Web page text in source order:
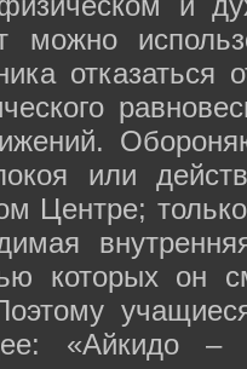
можно
отказаться
или
Центре;
которых он
«Айкидо –